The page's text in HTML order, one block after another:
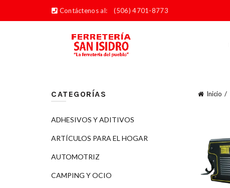
Contáctenos al: (506) 4701-8773
Inicio
CATEGORÍAS
ADHESIVOS Y ADITIVOS
ARTÍCULOS PARA EL HOGAR
AUTOMOTRIZ
CAMPING Y OCIO